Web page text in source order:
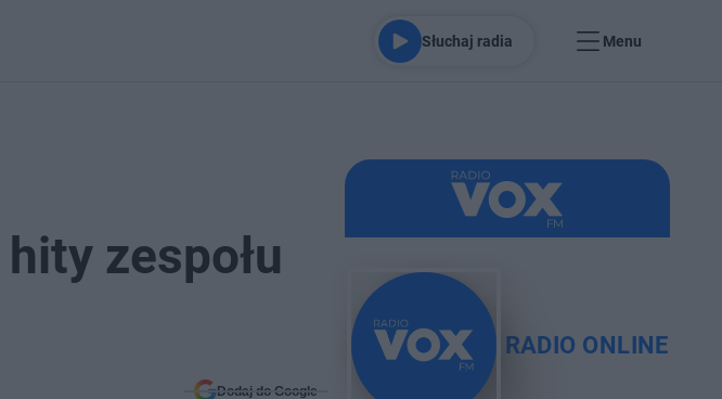
Słuchaj radia Menu
zespołu
Dodaj do Google
RADIO ONLINE